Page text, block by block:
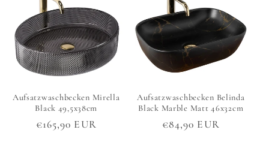
Aufsatzwaschbecken Mirella
Black 49,5x38cm
Normaler
€165,90 EUR
Aufsatzwaschbecken Belinda
Black Marble Matt 46x32cm
Normaler
€84,90 EUR